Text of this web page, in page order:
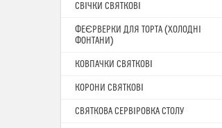
СВІЧКИ СВЯТКОВІ
ФЕЄРВЕРКИ ДЛЯ ТОРТА (ХОЛОДНІ
ФОНТАНИ)
КОВПАЧКИ СВЯТКОВІ
КОРОНИ СВЯТКОВІ
СВЯТКОВА СЕРВІРОВКА СТОЛУ